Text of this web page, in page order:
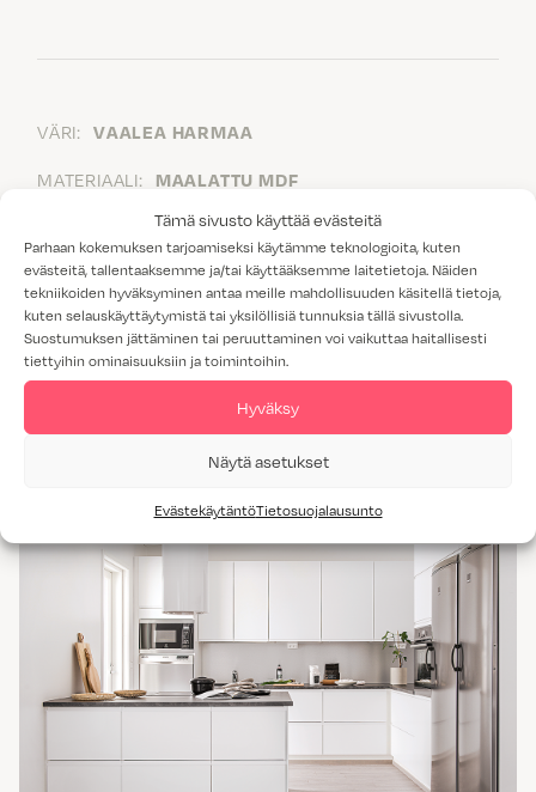
Tämä sivusto käyttää evästeitä
Parhaan kokemuksen tarjoamiseksi käytämme teknologioita, kuten
evästeitä, tallentaaksemme ja/tai käyttääksemme laitetietoja. Näiden
tekniikoiden hyväksyminen antaa meille mahdollisuuden käsitellä tietoja,
kuten selauskäyttäytymistä tai yksilöllisiä tunnuksia tällä sivustolla.
Suostumuksen jättäminen tai peruuttaminen voi vaikuttaa haitallisesti
tiettyihin ominaisuuksiin ja toimintoihin.
Hyväksy
Näytä asetukset
EvästekäytäntöTietosuojalausunto
VÄRI: VAALEA HARMAA
MATERIAALI: MAALATTU MDF
VALKOINEN LISTAVEDIN
VAHVUUS: 16 MM
HINTARYHMÄT:
MATTA 6
KIILTÄVÄ 7
Kosketus valkoisella
listavetimellä nähtävillä